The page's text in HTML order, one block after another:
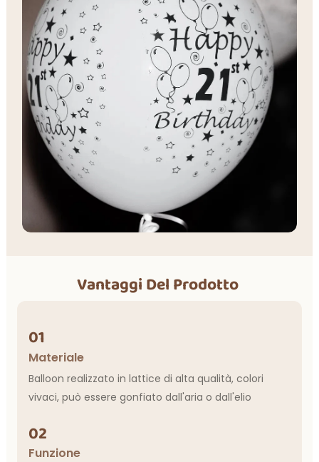
Vantaggi Del Prodotto
01
Materiale
Balloon realizzato in lattice di alta qualità, colori
vivaci, può essere gonfiato dall'aria o dall'elio
02
Funzione